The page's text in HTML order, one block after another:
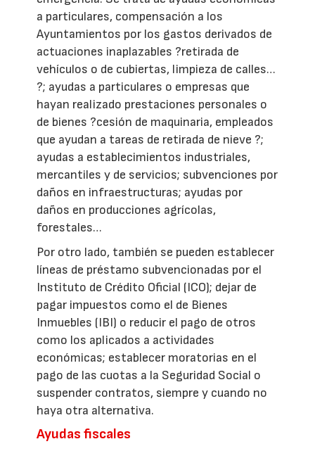
a particulares, compensación a los
Ayuntamientos por los gastos derivados de
actuaciones inaplazables ?retirada de
vehículos o de cubiertas, limpieza de calles…
?; ayudas a particulares o empresas que
hayan realizado prestaciones personales o
de bienes ?cesión de maquinaria, empleados
que ayudan a tareas de retirada de nieve ?;
ayudas a establecimientos industriales,
mercantiles y de servicios; subvenciones por
daños en infraestructuras; ayudas por
daños en producciones agrícolas,
forestales…
Por otro lado, también se pueden establecer
líneas de préstamo subvencionadas por el
Instituto de Crédito Oficial (ICO); dejar de
pagar impuestos como el de Bienes
Inmuebles (IBI) o reducir el pago de otros
como los aplicados a actividades
económicas; establecer moratorias en el
pago de las cuotas a la Seguridad Social o
suspender contratos, siempre y cuando no
haya otra alternativa.
Ayudas fiscales